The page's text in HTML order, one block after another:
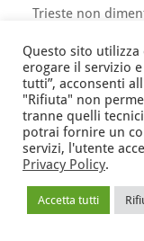
Trieste non
Associazione
della Regione Friuli
via Battistig, 60 -33100
-
Questo sito
erogare il servizio
tutti”, acconsenti
"Rifiuta" non
tranne quelli
potrai fornire un
servizi, l'utente
Privacy Policy.
Accetta tutti